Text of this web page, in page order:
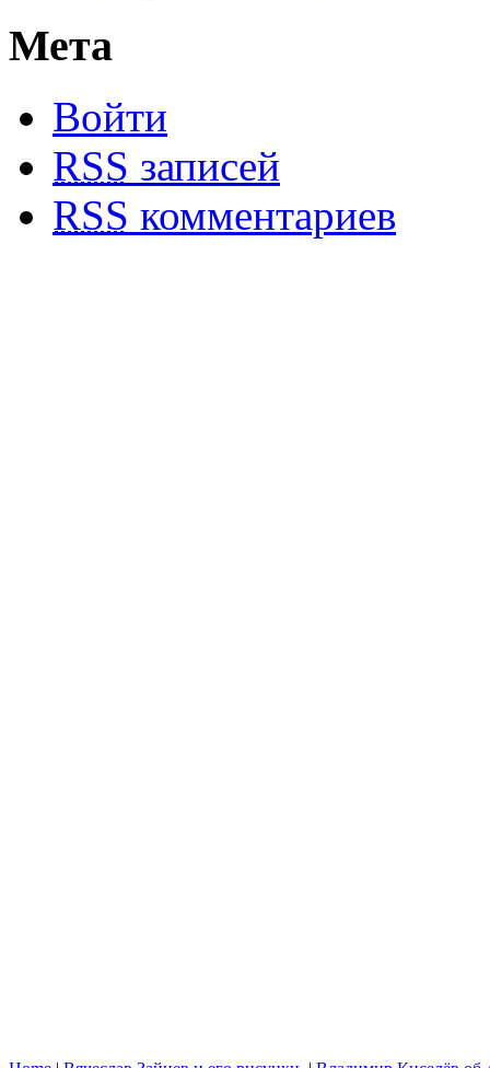
Мета
Войти
RSS записей
RSS комментариев